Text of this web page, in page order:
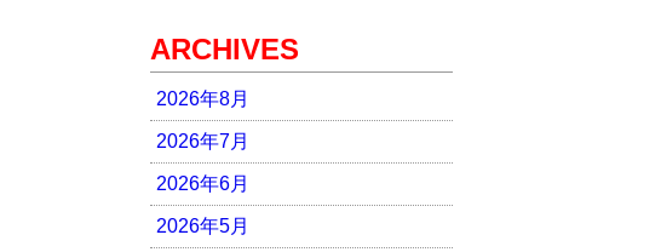
ARCHIVES
2026年8月
2026年7月
2026年6月
2026年5月